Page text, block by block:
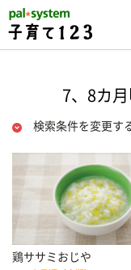
7、8カ
検索条件を変更す
鶏ササミおじや